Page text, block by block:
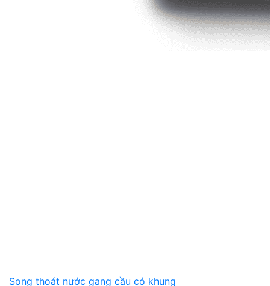
Song thoát nước gang cầu có khung